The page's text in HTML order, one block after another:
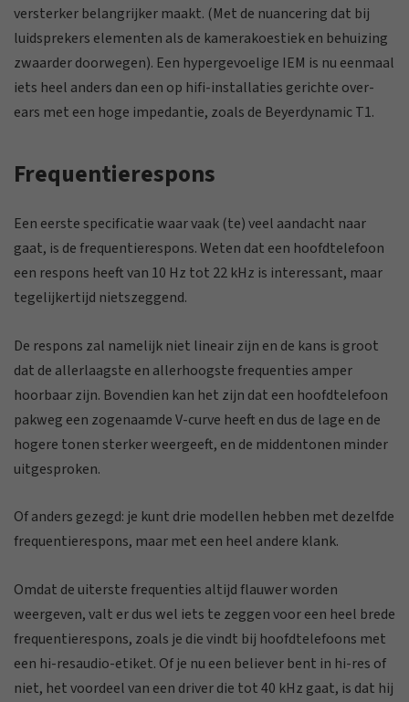
versterker belangrijker maakt. (Met de nuancering dat bij
luidsprekers elementen als de kamerakoestiek en behuizing
zwaarder doorwegen). Een hypergevoelige IEM is nu eenmaal
iets heel anders dan een op hifi-installaties gerichte over-
ears met een hoge impedantie, zoals de Beyerdynamic T1.
Frequentierespons
Een eerste specificatie waar vaak (te) veel aandacht naar
gaat, is de frequentierespons. Weten dat een hoofdtelefoon
een respons heeft van 10 Hz tot 22 kHz is interessant, maar
tegelijkertijd nietszeggend.
De respons zal namelijk niet lineair zijn en de kans is groot
dat de allerlaagste en allerhoogste frequenties amper
hoorbaar zijn. Bovendien kan het zijn dat een hoofdtelefoon
pakweg een zogenaamde V-curve heeft en dus de lage en de
hogere tonen sterker weergeeft, en de middentonen minder
uitgesproken.
Of anders gezegd: je kunt drie modellen hebben met dezelfde
frequentierespons, maar met een heel andere klank.
Omdat de uiterste frequenties altijd flauwer worden
weergeven, valt er dus wel iets te zeggen voor een heel brede
frequentierespons, zoals je die vindt bij hoofdtelefoons met
een hi-resaudio-etiket. Of je nu een believer bent in hi-res of
niet, het voordeel van een driver die tot 40 kHz gaat, is dat hij